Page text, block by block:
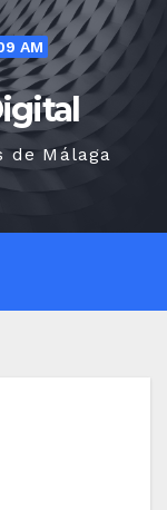
AM
de Málaga